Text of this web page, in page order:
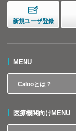
新規ユーザ登録
MENU
Calooとは？
医療機関向けMENU